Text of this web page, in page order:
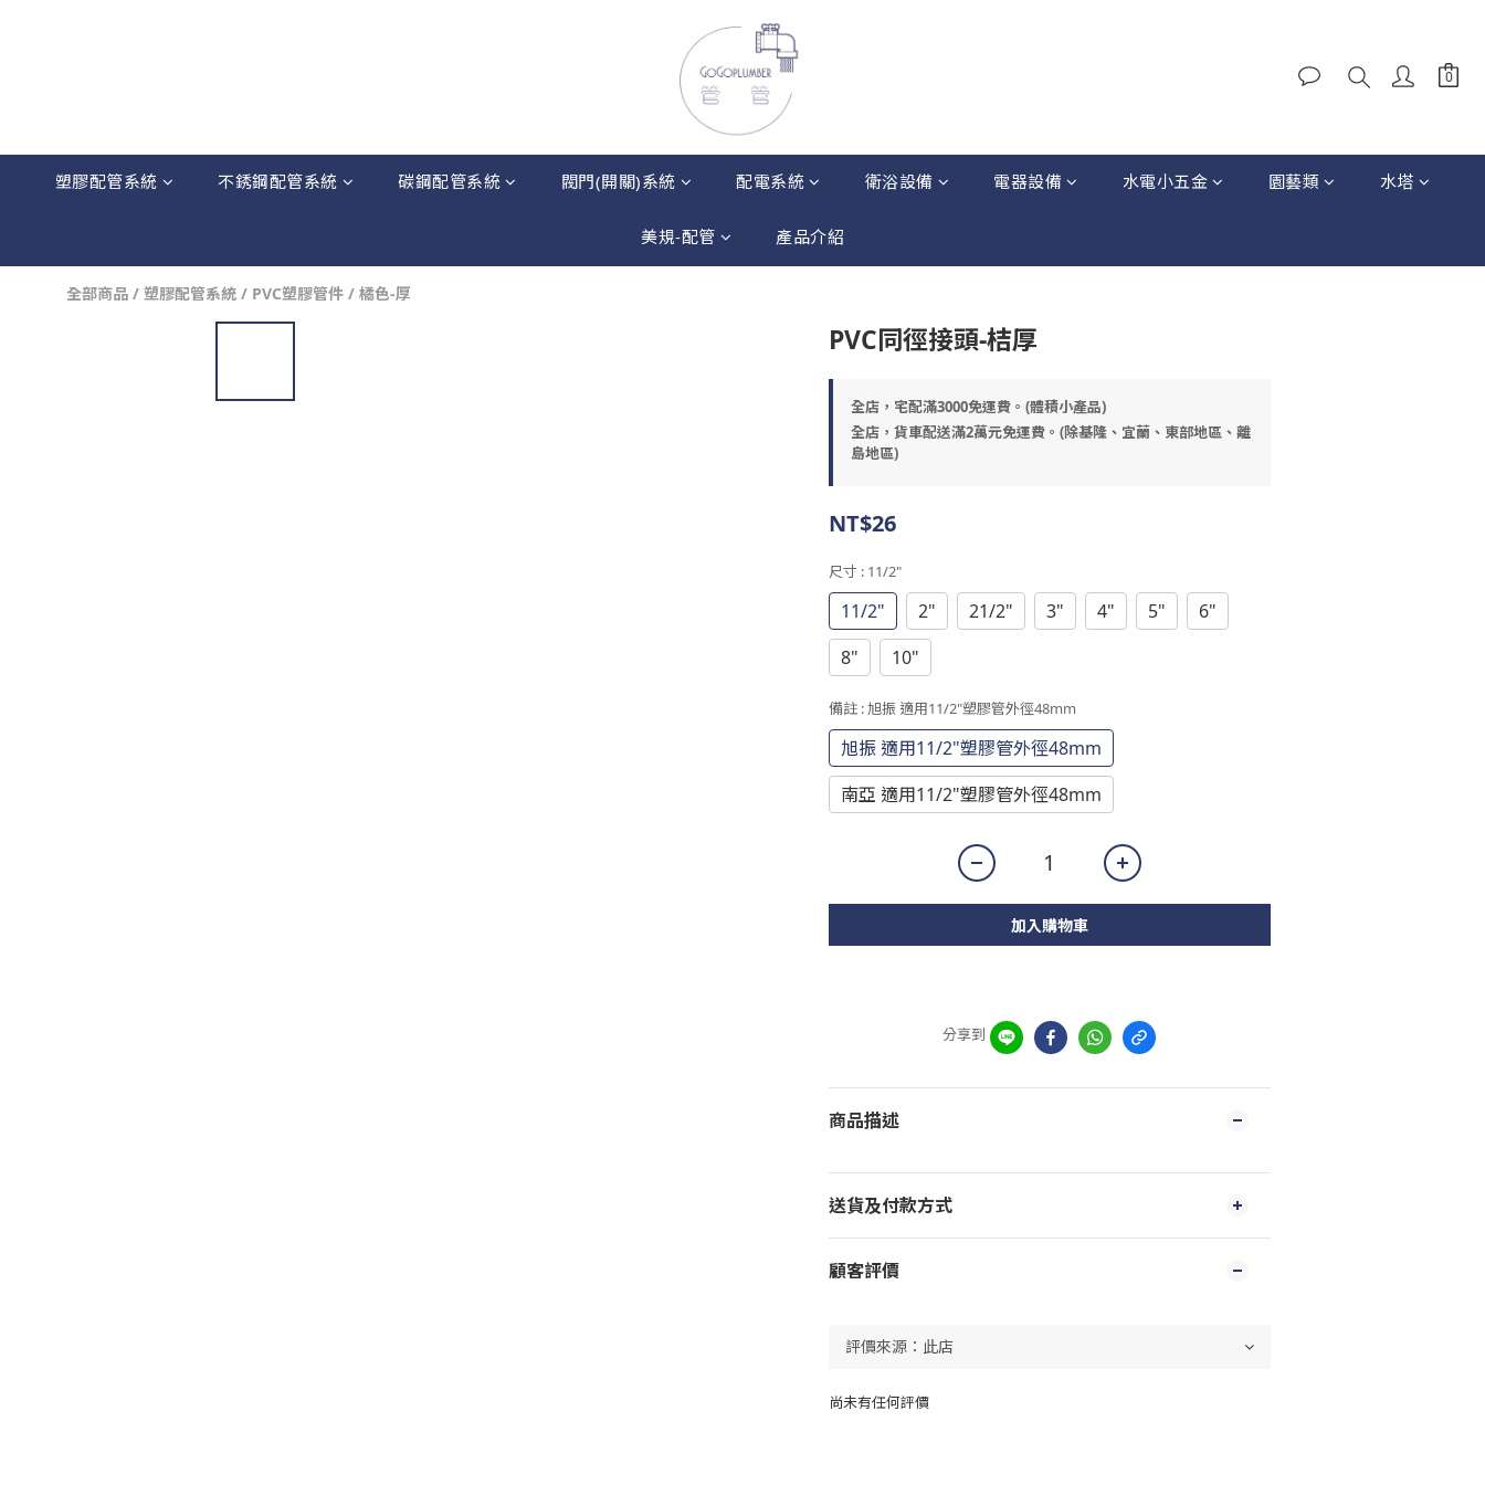
塑膠配管系統 不銹鋼配管系統 碳鋼配管系統 閥門(開關)系統 配電系統 衛浴設備 電器設備 水電小五金 園藝類 水塔
美規-配管 產品介紹
全部商品 / 塑膠配管系統 / PVC塑膠管件 / 橘色-厚
PVC同徑接頭-桔厚
全店，宅配滿3000免運費。(體積小產品)
全店，貨車配送滿2萬元免運費。(除基隆、宜蘭、東部地區、離
島地區)
NT$26
尺寸 : 11/2"
11/2" 2" 21/2" 3" 4" 5"
6"
8"
10"
備註 : 旭振 適用11/2"塑膠管外徑48mm
旭振 適用11/2"塑膠管外徑48mm
南亞 適用11/2"塑膠管外徑48mm
加入購物車
分享到
商品描述
送貨及付款方式
顧客評價
尚未有任何評價